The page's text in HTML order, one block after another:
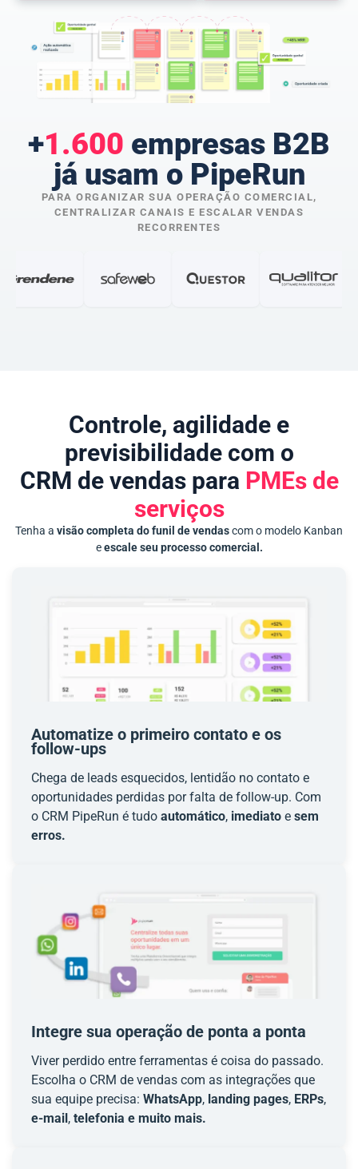
+1.600 empresas B2B
já usam o PipeRun
PARA ORGANIZAR SUA OPERAÇÃO COMERCIAL,
CENTRALIZAR CANAIS E ESCALAR VENDAS
RECORRENTES
Controle, agilidade e
previsibilidade com o
CRM de vendas para PMEs de
serviços
Tenha a visão completa do funil de vendascom o modelo Kanban
eescale seu processo comercial.
Automatize o primeiro contato e os
follow-ups
Chega de leads esquecidos, lentidão no contato e
oportunidades perdidas por falta de follow-up. Com
o CRM PipeRun é tudo automático, imediato e sem
erros.
Integre sua operação de ponta a ponta
Viver perdido entre ferramentas é coisa do passado.
Escolha o CRM de vendas com as integrações que
sua equipe precisa: WhatsApp, landing pages, ERPs,
e-mail , telefonia e muito mais.